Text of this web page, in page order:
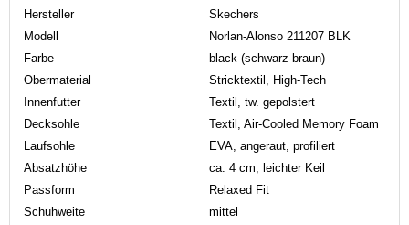
Hersteller
Skechers
Modell
Norlan-Alonso 211207 BLK
Farbe
black (schwarz-braun)
Obermaterial
Stricktextil, High-Tech
Innenfutter
Textil, tw. gepolstert
Decksohle
Textil, Air-Cooled Memory Foam
Laufsohle
EVA, angeraut, profiliert
Absatzhöhe
ca. 4 cm, leichter Keil
Passform
Relaxed Fit
Schuhweite
mittel